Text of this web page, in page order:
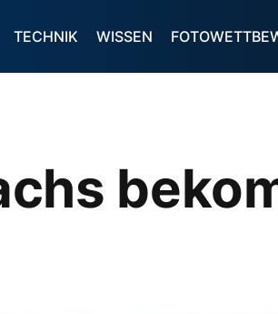
TECHNIK WISSEN